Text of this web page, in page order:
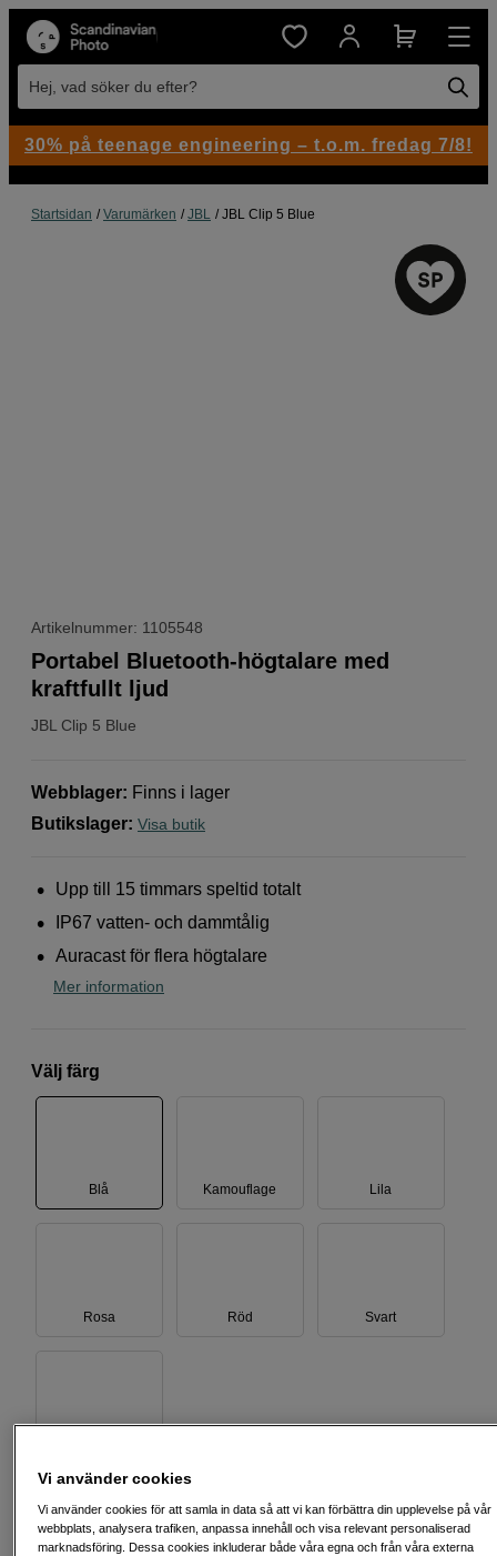
Hej, vad söker du efter?
Startsidan Varumärken JBL JBL Clip 5 Blue
Artikelnummer: 1105548
JBL Clip 5 Blue
Portabel Bluetooth-högtalare med
kraftfullt ljud
Webblager: Finns i lager
Butikslager: Visa butik
Upp till 15 timmars speltid totalt
IP67 vatten- och dammtålig
Auracast för flera högtalare
Mer information
Välj färg
Blå Kamouflage Lila
Rosa Röd Svart
699 SEK
30% på teenage engineering – t.o.m. fredag 7/8!
Vi använder cookies
Vi använder cookies för att samla in data så att vi kan förbättra din upplevelse på vår
webbplats, analysera trafiken, anpassa innehåll och visa relevant personaliserad
marknadsföring. Dessa cookies inkluderar både våra egna och från våra externa